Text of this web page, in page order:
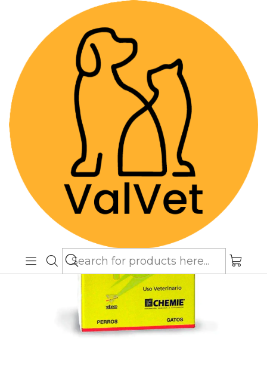
Despacho GRATIS por compras sobre
$89.990(Válido desde Coquimbo hasta Los
Lagos)
Home Farmacia Veterinaria
Gastroentéricos
Sucravet - Solución Oral